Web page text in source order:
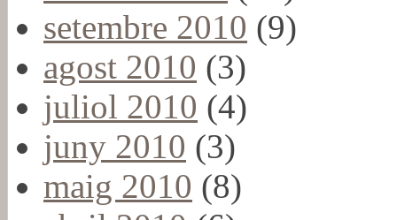
setembre 2010 (9)
agost 2010 (3)
juliol 2010 (4)
juny 2010 (3)
maig 2010 (8)